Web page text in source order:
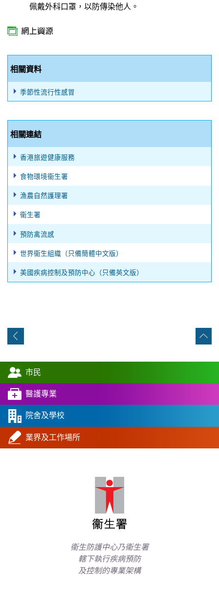
佩戴外科口罩，以防傳染他人。
相關資料
季節性流行性感冒
相關連結
香港旅遊健康服務
食物環境衞生署
漁農自然護理署
衞生署
預防禽流感
世界衞生組織（只備簡體中文版）
美國疾病控制及預防中心（只備英文版）
市民
醫護專業
院舍及學校
業界及工作場所
衞生防護中心乃衞生署
轄下執行疾病預防
及控制的專業架構